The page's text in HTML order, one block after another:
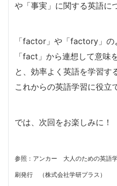
や「事実」に関する英語に
「factor」や「factory」の
「fact」から連想して意味
と、効率よく英語を学習す
これからの英語学習に役立
では、次回をお楽しみに！
参照：アンカー 大人のための英語
刷発行 （株式会社学研プラス）